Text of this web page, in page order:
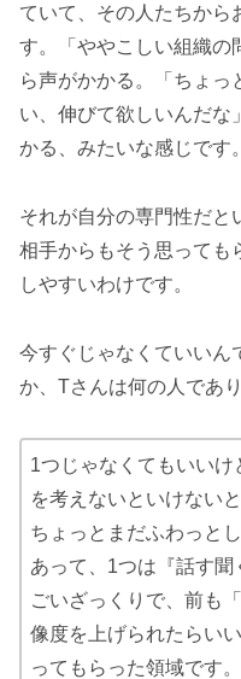
ていて、その人たちから
す。「ややこしい組織の
ら声がかかる。「ちょっ
い、伸びて欲しいんだな
かる、みたいな感じです。
それが自分の専門性だと
相手からもそう思っても
しやすいわけです。
今すぐじゃなくていいん
か、Tさんは何の人であ
1つじゃなくてもいいけ
を考えないといけない
ちょっとまだふわっと
あって、1つは『話す聞
ごいざっくりで、前も
像度を上げられたらい
ってもらった領域です。